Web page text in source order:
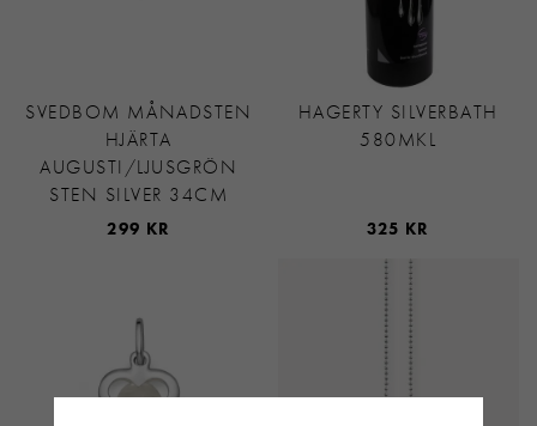
SVEDBOM MÅNADSTEN
HJÄRTA
AUGUSTI/LJUSGRÖN
STEN SILVER 34CM
299 KR
HAGERTY SILVERBATH
580MKL
325 KR